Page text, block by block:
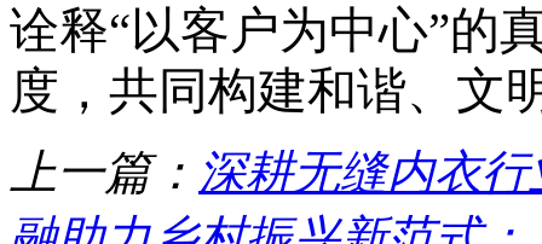
诠释“以客户为中心”的
度，共同构建和谐、文
上一篇： 深耕无缝内衣